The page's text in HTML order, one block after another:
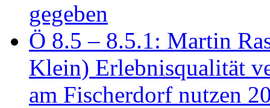
gegeben
Ö 8.5 – 8.5.1: Martin
Klein) Erlebnisqualität
am Fischerdorf nutzen